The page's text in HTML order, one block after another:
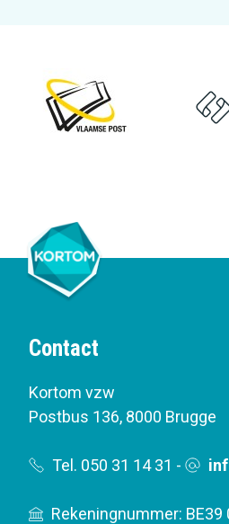
Contact
Kortom vzw
Postbus 136, 8000 Brugge
Tel. 050 31 14 31 -
Rekeningnummer: BE39